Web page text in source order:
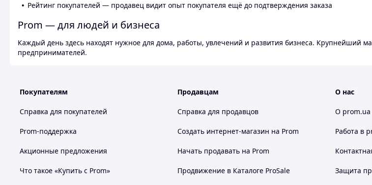
Рейтинг покупателей — продавец видит опыт покупателя ещё до подтверждения заказа
Prom — для людей и бизнеса
Каждый день здесь находят нужное для дома, работы, увлечений и развития бизнеса. Крупнейший
предпринимателей.
Покупателям
Справка для покупателей
Prom-поддержка
Акционные предложения
Что такое «Купить с Prom»
Продавцам
Справка для продавцов
Создать интернет-магазин на Prom
Начать продавать на Prom
Продвижение в Каталоге ProSale
О нас
О prom.ua
Работа в
Защита